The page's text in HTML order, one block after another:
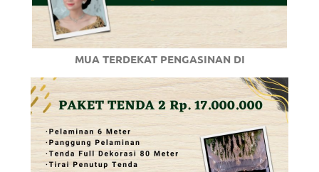
MUA TERDEKAT PENGASINAN DI